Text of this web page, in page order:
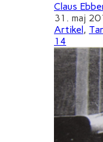
Claus
31. maj
Artikel ,
14